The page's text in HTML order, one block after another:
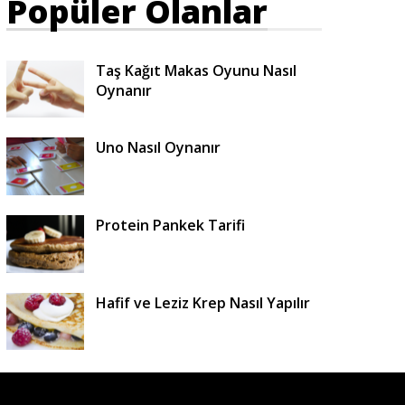
Popüler Olanlar
Taş Kağıt Makas Oyunu Nasıl
Oynanır
Uno Nasıl Oynanır
Protein Pankek Tarifi
Hafif ve Leziz Krep Nasıl Yapılır